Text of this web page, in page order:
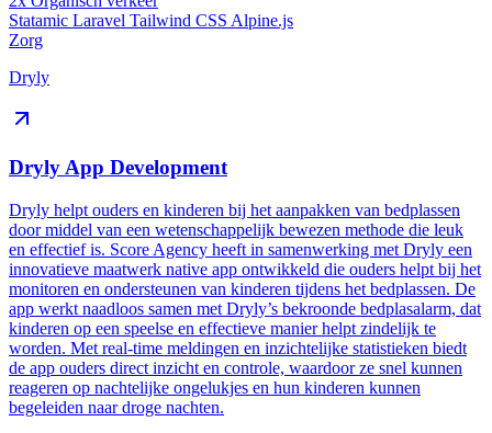
Statamic Laravel Tailwind CSS Alpine.js
Zorg
Dryly
Dryly App Development
Dryly helpt ouders en kinderen bij het aanpakken van bedplassen
door middel van een wetenschappelijk bewezen methode die leuk
en effectief is. Score Agency heeft in samenwerking met Dryly een
innovatieve maatwerk native app ontwikkeld die ouders helpt bij het
monitoren en ondersteunen van kinderen tijdens het bedplassen. De
app werkt naadloos samen met Dryly’s bekroonde bedplasalarm, dat
kinderen op een speelse en effectieve manier helpt zindelijk te
worden. Met real-time meldingen en inzichtelijke statistieken biedt
de app ouders direct inzicht en controle, waardoor ze snel kunnen
reageren op nachtelijke ongelukjes en hun kinderen kunnen
begeleiden naar droge nachten​.